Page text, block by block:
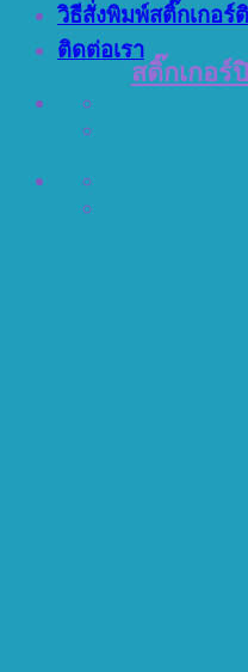
วิธีสั่งพิมพ์สติ๊กเกอร์
ติดต่อเรา
สติ๊กเกอร์